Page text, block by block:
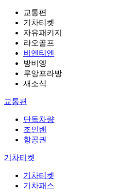
교통편
기차티켓
자유패키지
라오골프
비엔티엔
방비엥
루앙프라방
새소식
교통편
단독차량
조인밴
항공권
기차티켓
기차티켓
기차패스